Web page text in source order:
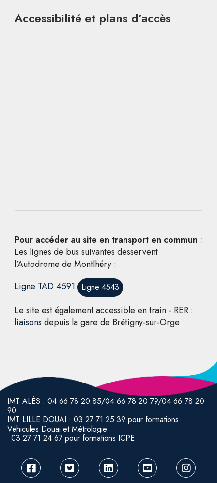
Accessibilité et plans d’accès
Pour accéder au site en transport en commun :
Les lignes de bus suivantes desservent
l’Autodrome de Montlhéry :
Ligne TAD 4591
Ligne 4543
Le site est également accessible en train - RER :
liaisons depuis la gare de Brétigny-sur-Orge
IMT ALÈS : 04 66 78 20 85/04 66 78 20 79/04 66 78 20
90
IMT LILLE DOUAI : 03 27 71 25 39 pour formations
Véhicules Douai et Métrologie
03 27 71 24 67 pour formations ICPE